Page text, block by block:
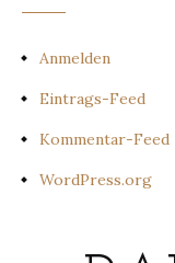
Anmelden
Eintrags-Feed
Kommentar-Feed
WordPress.org